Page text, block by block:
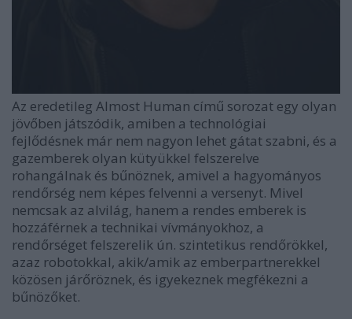
Az eredetileg Almost Human című sorozat egy olyan
jövőben játszódik, amiben a technológiai
fejlődésnek már nem nagyon lehet gátat szabni, és a
gazemberek olyan kütyükkel felszerelve
rohangálnak és bűnöznek, amivel a hagyományos
rendőrség nem képes felvenni a versenyt. Mivel
nemcsak az alvilág, hanem a rendes emberek is
hozzáférnek a technikai vívmányokhoz, a
rendőrséget felszerelik ún. szintetikus rendőrökkel,
azaz robotokkal, akik/amik az emberpartnerekkel
közösen járőröznek, és igyekeznek megfékezni a
bűnözőket.